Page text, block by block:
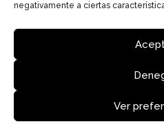
negativamente a ciertas
Ver